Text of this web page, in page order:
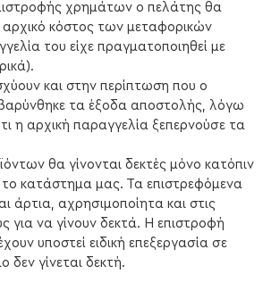
χρημάτων ο πελάτης θα
αρχικό κόστος των μεταφορικών
του είχε πραγματοποιηθεί με
και στην περίπτωση που ο
τα έξοδα αποστολής, λόγω
η αρχική παραγγελία ξεπερνούσε τα
θα γίνονται δεκτές μόνο κατόπιν
κατάστημα μας. Τα επιστρεφόμενα
άρτια, αχρησιμοποίητα και στις
για να γίνουν δεκτά. Η επιστροφή
υποστεί ειδική επεξεργασία σε
δεν γίνεται δεκτή.